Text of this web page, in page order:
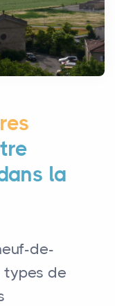
la
de-
types de